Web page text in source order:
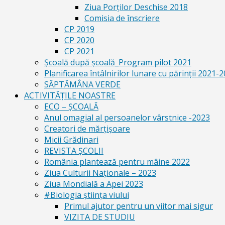
Ziua Porților Deschise 2018
Comisia de înscriere
CP 2019
CP 2020
CP 2021
Școală după școală_Program pilot 2021
Planificarea întâlnirilor lunare cu părinții 2021-
SĂPTĂMÂNA VERDE
ACTIVITĂȚILE NOASTRE
ECO – ŞCOALĂ
Anul omagial al persoanelor vârstnice -2023
Creatori de mărțișoare
Micii Grădinari
REVISTA ŞCOLII
România plantează pentru mâine 2022
Ziua Culturii Naționale – 2023
Ziua Mondială a Apei 2023
#Biologia știința viului
Primul ajutor pentru un viitor mai sigur
VIZITA DE STUDIU